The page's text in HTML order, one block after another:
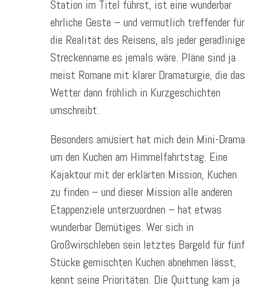
Station im Titel führst, ist eine wunderbar
ehrliche Geste – und vermutlich treffender für
die Realität des Reisens, als jeder geradlinige
Streckenname es jemals wäre. Pläne sind ja
meist Romane mit klarer Dramaturgie, die das
Wetter dann fröhlich in Kurzgeschichten
umschreibt.
Besonders amüsiert hat mich dein Mini-Drama
um den Kuchen am Himmelfahrtstag. Eine
Kajaktour mit der erklärten Mission, Kuchen
zu finden – und dieser Mission alle anderen
Etappenziele unterzuordnen – hat etwas
wunderbar Demütiges. Wer sich in
Großwirschleben sein letztes Bargeld für fünf
Stücke gemischten Kuchen abnehmen lässt,
kennt seine Prioritäten. Die Quittung kam ja